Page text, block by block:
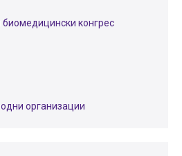
конгрес
организации